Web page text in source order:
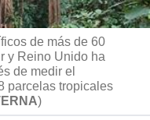
de más de 60
y Reino Unido ha
de medir el
parcelas tropicales
)